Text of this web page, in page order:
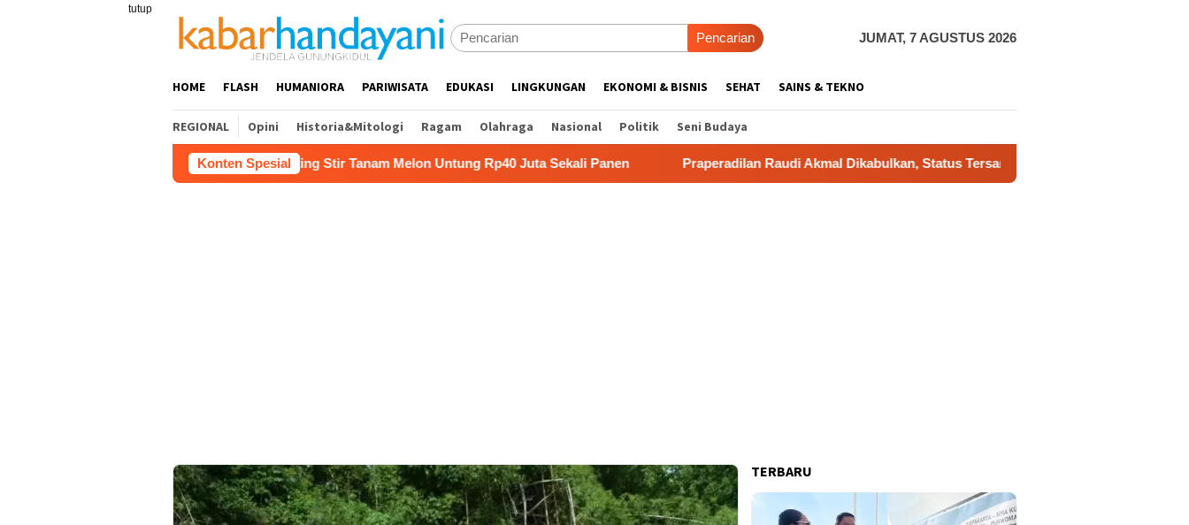
tutup
Pencarian JUMAT, 7 AGUSTUS 2026
HOME FLASH HUMANIORA PARIWISATA EDUKASI LINGKUNGAN EKONOMI & BISNIS SEHAT SAINS & TEKNO
REGIONAL Opini Historia&Mitologi Ragam Olahraga Nasional Politik Seni Budaya
Konten Spesial
Buruh Bangunan Sepi, Roni Banting Stir Tanam Melon Untung Rp40 Juta Sekali Panen Praperadilan Raudi Akmal Dikabulkan, Status Tersangka Gugur
TERBARU